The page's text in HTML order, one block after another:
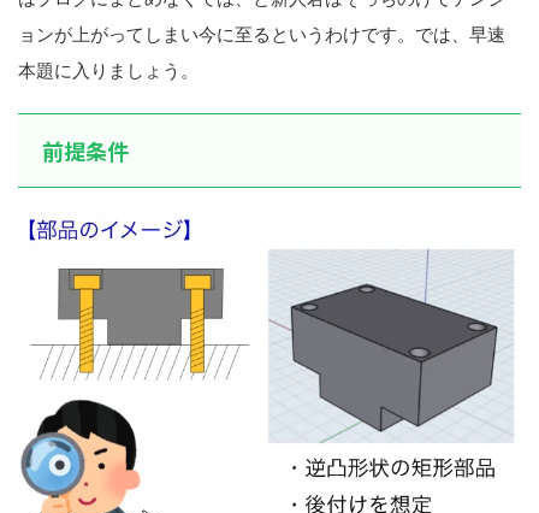
ョンが上がってしまい今に至るというわけです。では、早速
本題に入りましょう。
前提条件